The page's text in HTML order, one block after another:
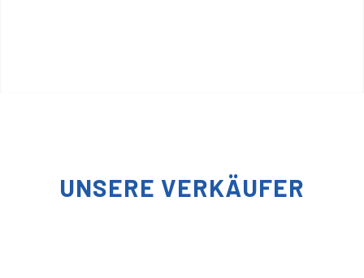
UNSERE VERKÄUFER